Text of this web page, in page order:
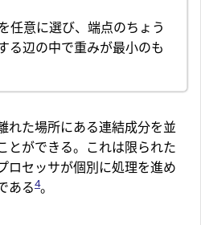
任意に選び、端点のちょう
る辺の中で重みが最小のも
れた場所にある連結成分を並
とができる。これは限られた
ロセッサが個別に処理を進め
ある4。